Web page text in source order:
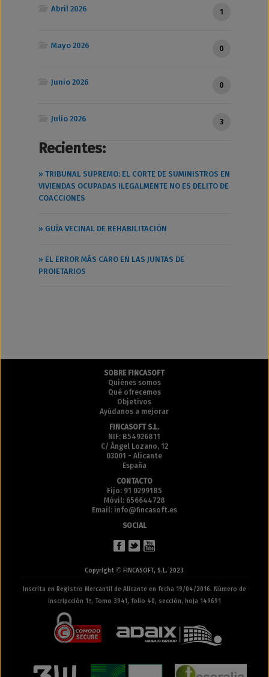
Abril 2026 1
Mayo 2026 0
Junio 2026 0
Julio 2026 3
Recientes:
» TRIBUNAL SUPREMO: EL CORTE DE SUMINISTROS EN
VIVIENDAS OCUPADAS ILEGALMENTE NO ES DELITO DE
COACCIONES
» GUÍA VECINAL DE REHABILITACIÓN
» EL ERROR MÁS CARO EN LAS JUNTAS DE
PROIETARIOS
SOBRE FINCASOFT
Quiénes somos
Qué ofrecemos
Objetivos
Ayúdanos a mejorar
FINCASOFT S.L.
NIF: B54926811
C/ Ángel Lozano, 12
03001 - Alicante
España
CONTACTO
Fijo: 91 0299185
Móvil: 656644728
Email: info@fincasoft.es
SOCIAL
Copyright© FINCASOFT, S.L. 2023
Inscrita en Registro Mercantil de Alicante en fecha 19/04/2016. Número de
inscripcción 1ª, Tomo 3941, folio 40, sección, hoja 149691